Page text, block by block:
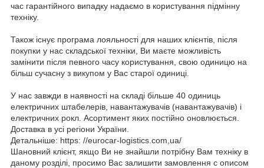
час гарантійного випадку надаємо в користування підмінну
техніку.
Також існує програма лояльності для наших клієнтів, після
покупки у нас складської техніки, Ви маєте можливість
замінити після певного часу користування, свою одиницю на
більш сучасну з викупом у Вас старої одиниці.
У нас завжди в наявності на складі більше 40 одиниць
електричних штабелерів, навантажувачів (навантажувачів) і
електричних рокл. Асортимент яких постійно оновлюється.
Доставка в усі регіони України.
Детальніше: https: //eurocar-logistics.com,ua/
Шановний клієнт, якщо Ви не знайшли потрібну Вам техніку в
даному розділі, просимо Вас залишити замовлення c описом